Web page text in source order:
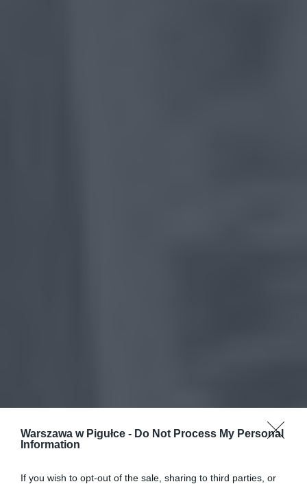
Warszawa w Pigułce - Do Not Process My Personal
Information
If you wish to opt-out of the sale, sharing to third parties, or